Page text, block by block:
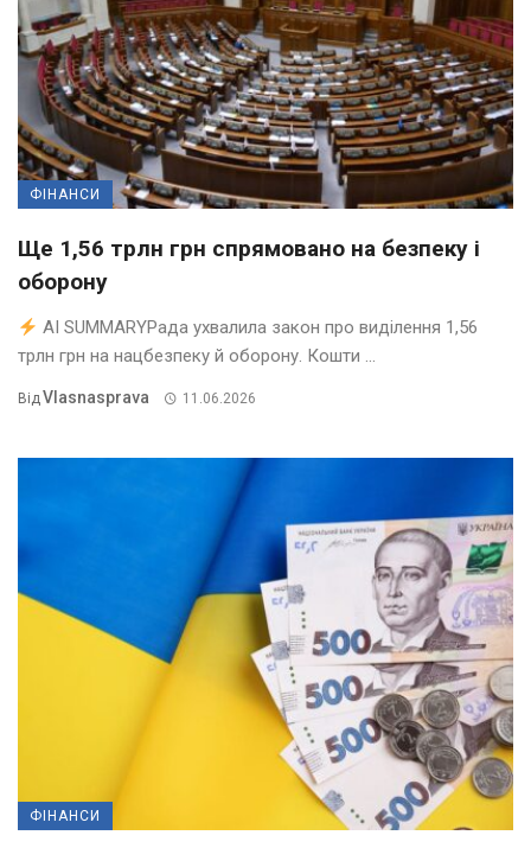
ФІНАНСИ
Ще 1,56 трлн грн спрямовано на безпеку і
оборону
AI SUMMARYРада ухвалила закон про виділення 1,56
трлн грн на нацбезпеку й оборону. Кошти ...
ВідVlasnasprava 11.06.2026
ФІНАНСИ